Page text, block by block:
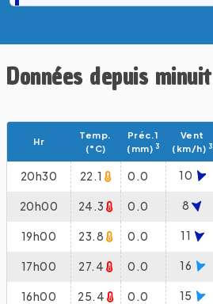
Données depuis minuit
Hr
Temp.
(°C)
Préc.1
(mm) 3
Vent
(km/h) 3
20h30 22.1 0.0 10
20h00 24.3 0.0 8
19h00 23.8 0.0 11
17h00 27.4 0.0 16
16h00 25.4 0.0 15